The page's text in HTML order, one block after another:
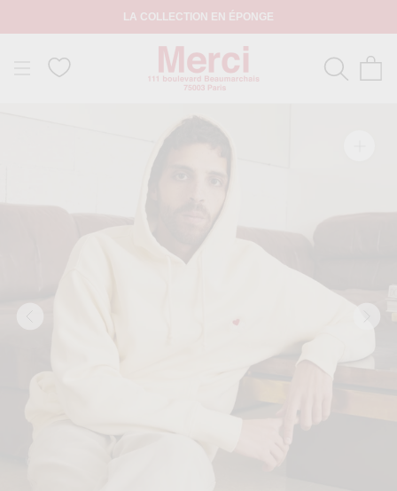
LA COLLECTION EN ÉPONGE